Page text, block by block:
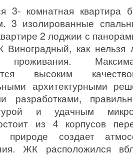
3- комнатная квартира
3 изолированные
2 лоджии с
Виноградный, как нельзя
проживания.
высоким
архитектурными
разработками,
и удачным
из 4 корпусов
природе создает
ЖК расположился